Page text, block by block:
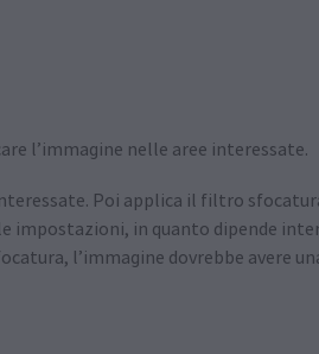
l’immagine nelle aree interessate.
Poi applica il filtro
impostazioni, in quanto dipende
l’immagine dovrebbe avere